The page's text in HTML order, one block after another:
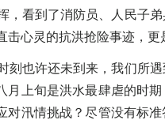
，看到了消防员、人民子
心灵的抗洪抢险事迹，更
也许还未到来，我们所遇
月上旬是洪水最肆虐的时
对汛情挑战？尽管没有标